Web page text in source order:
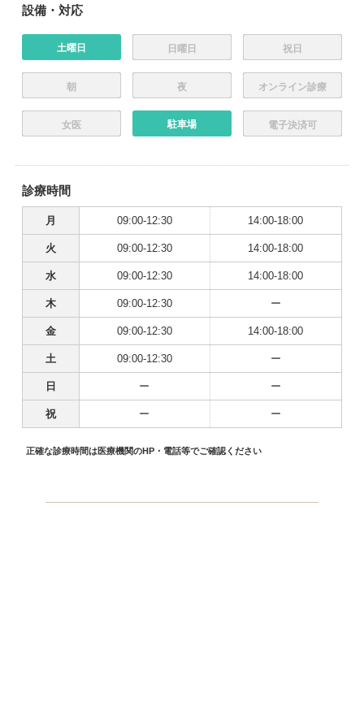
設備・対応
土曜日 日曜日 祝日
朝 夜 オンライン診療
女医 駐車場 電子決済可
診療時間
月 09:00-12:30 14:00-18:00
火 09:00-12:30 14:00-18:00
水 09:00-12:30 14:00-18:00
木 09:00-12:30 ー
金 09:00-12:30 14:00-18:00
土 09:00-12:30 ー
日 ー ー
祝 ー ー
正確な診療時間は医療機関のHP・電話等でご確認ください